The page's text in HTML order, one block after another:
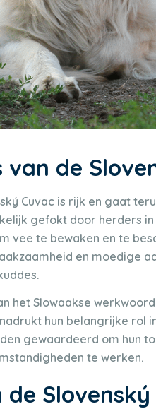
van de
Cuvac is rijk en gaat
gefokt door herders
vee te bewaken en te
en moedige
het Slowaakse
hun belangrijke rol
gewaardeerd om hun
te werken.
Slovenský